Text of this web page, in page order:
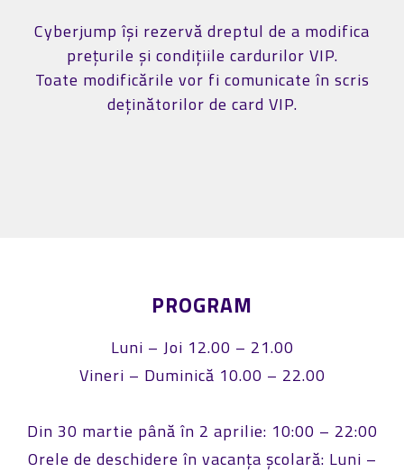
Cyberjump își rezervă dreptul de a modifica
prețurile și condițiile cardurilor VIP.
Toate modificările vor fi comunicate în scris
deținătorilor de card VIP.
PROGRAM
Luni – Joi 12.00 – 21.00
Vineri – Duminică 10.00 – 22.00
Din 30 martie până în 2 aprilie: 10:00 – 22:00
Orele de deschidere în vacanța școlară: Luni –